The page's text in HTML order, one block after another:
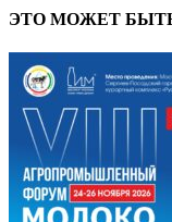
ЭТО МОЖЕТ